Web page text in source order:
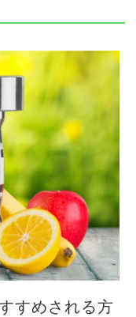
すめされる方